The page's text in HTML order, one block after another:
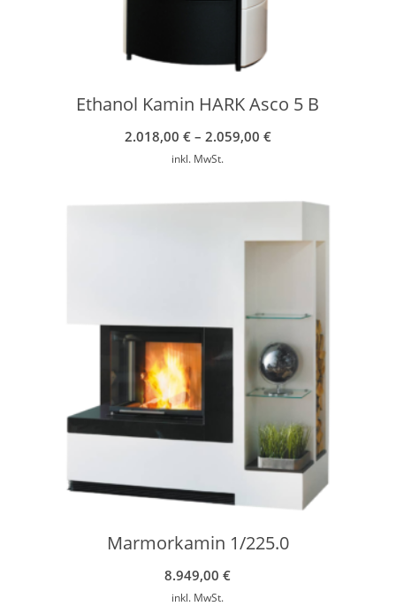
Ethanol Kamin HARK Asco 5 B
2.018,00 €– 2.059,00 €
inkl. MwSt.
Marmorkamin 1/225.0
8.949,00€
inkl. MwSt.